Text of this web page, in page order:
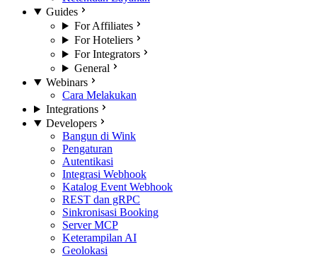
Guides
For Affiliates
For Hoteliers
For Integrators
General
Webinars
Cara Melakukan
Integrations
Developers
Bangun di Wink
Pengaturan
Autentikasi
Integrasi Webhook
Katalog Event Webhook
REST dan gRPC
Sinkronisasi Booking
Server MCP
Keterampilan AI
Geolokasi